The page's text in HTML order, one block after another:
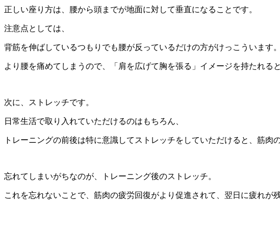
正しい座り方は、腰から頭までが地面に対して垂直になることです。
注意点としては、
背筋を伸ばしているつもりでも腰が反っているだけの方がけっこういます。
より腰を痛めてしまうので、「肩を広げて胸を張る」イメージを持たれる
次に、ストレッチです。
日常生活で取り入れていただけるのはもちろん、
トレーニングの前後は特に意識してストレッチをしていただけると、筋肉
忘れてしまいがちなのが、トレーニング後のストレッチ。
これを忘れないことで、筋肉の疲労回復がより促進されて、翌日に疲れが